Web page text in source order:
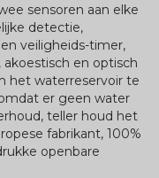
sensoren aan elke
detectie,
veiligheids-timer,
en optisch
het waterreservoir te
er geen water
teller houd het
fabrikant, 100%
openbare